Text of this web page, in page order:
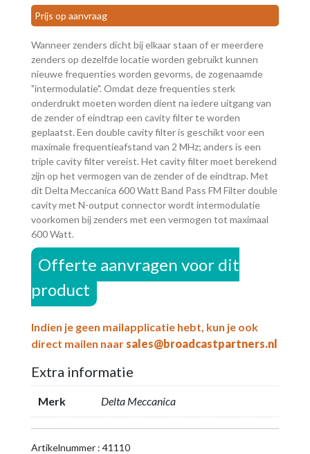
Prijs op aanvraag
Wanneer zenders dicht bij elkaar staan of er meerdere
zenders op dezelfde locatie worden gebruikt kunnen
nieuwe frequenties worden gevorms, de zogenaamde
"intermodulatie". Omdat deze frequenties sterk
onderdrukt moeten worden dient na iedere uitgang van
de zender of eindtrap een cavity filter te worden
geplaatst. Een double cavity filter is geschikt voor een
maximale frequentieafstand van 2 MHz; anders is een
triple cavity filter vereist. Het cavity filter moet berekend
zijn op het vermogen van de zender of de eindtrap. Met
dit Delta Meccanica 600 Watt Band Pass FM Filter double
cavity met N-output connector wordt intermodulatie
voorkomen bij zenders met een vermogen tot maximaal
600 Watt.
Offerte aanvragen voor dit
product
Indien je geen mailapplicatie hebt, kun je ook
direct mailen naar sales@broadcastpartners.nl
Extra informatie
Merk Delta Meccanica
Artikelnummer : 41110